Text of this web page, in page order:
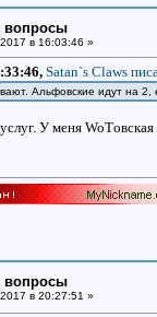
вопросы
в 16:03:46 »
Satan`s Claws
Альфовские идут на 2,
У меня
вопросы
в 20:27:51 »